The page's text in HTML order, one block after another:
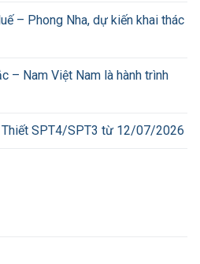
– Phong Nha, dự kiến khai thác
– Nam Việt Nam là hành trình
Thiết SPT4/SPT3 từ 12/07/2026